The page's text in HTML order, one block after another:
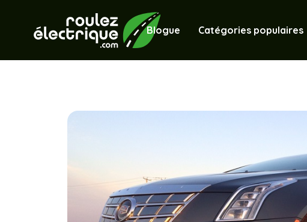
Blogue Catégories populaires